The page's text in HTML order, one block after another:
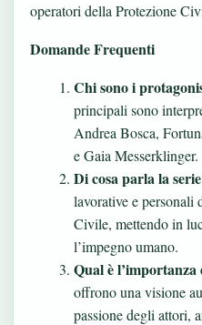
operatori della Protezione
Domande Frequenti
Chi sono i
principali sono
Andrea Bosca,
e Gaia Messerklinger.
Di cosa parla la
lavorative e personali
Civile, mettendo in
l’impegno umano.
Qual è l’importanza
offrono una visione
passione degli attori,